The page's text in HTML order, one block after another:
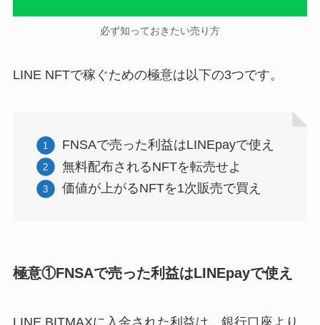
必ず知っておきたい売り方
LINE NFTで稼ぐための極意は以下の3つです。
FNSAで売った利益はLINEpayで使え
無料配布されるNFTを転売せよ
価値が上がるNFTを1次販売で買え
極意①FNSAで売った利益はLINEpayで使え